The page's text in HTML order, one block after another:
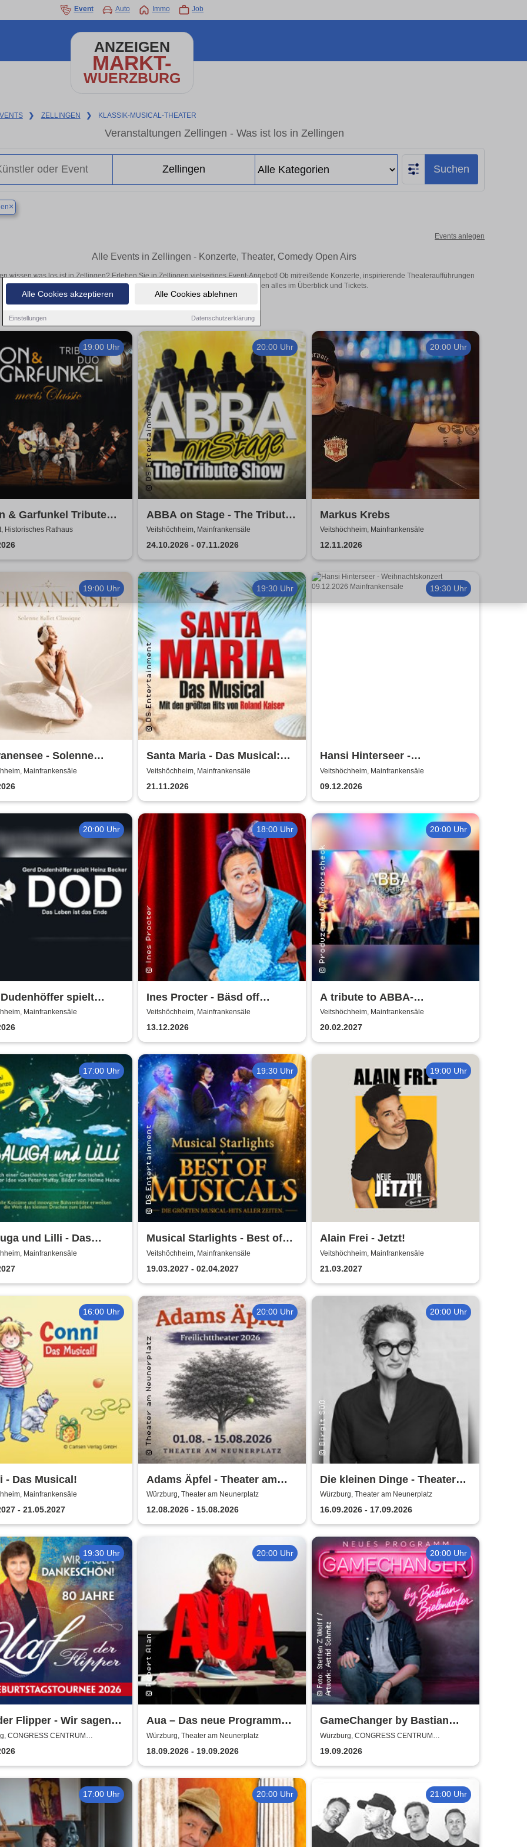
Alle Cookies akzeptieren Alle Cookies ablehnen
Einstellungen Datenschutzerklärung
Event Auto Immo Job
ANZEIGEN
MARKT-
WUERZBURG
❯ ZELLINGEN ❯ KLASSIK-MUSICAL-THEATER
Veranstaltungen Zellingen - Was ist los in Zellingen
Suchen
×
Events anlegen
Alle Events in Zellingen - Konzerte, Theater, Comedy Open Airs
wissen was los ist in Zellingen? Erleben Sie in Zellingen vielseitiges Event-Angebot! Ob mitreißende Konzerte, inspirierende Theateraufführungen
oder aufregende Veranstaltungen in Zellingen – hier finden alles im Überblick und Tickets.
19:00 Uhr
& Garfunkel Tribute
Classic - Duo
Historisches Rathaus
20:00 Uhr
ABBA on Stage - The Tribute
Show
Veitshöchheim, Mainfrankensäle
24.10.2026 - 07.11.2026
20:00 Uhr
Markus Krebs
Veitshöchheim, Mainfrankensäle
12.11.2026
19:00 Uhr
- Solenne
Classique
Mainfrankensäle
19:30 Uhr
Santa Maria - Das Musical:
Insel wie aus Träumen
geboren
Veitshöchheim, Mainfrankensäle
21.11.2026
19:30 Uhr
Hansi Hinterseer -
Weihnachtskonzert
Veitshöchheim, Mainfrankensäle
09.12.2026
20:00 Uhr
spielt
BeckerMainfrankensäle
18:00 Uhr
Ines Procter - Bäsd off
"Närrische Putzfraa"
Veitshöchheim, Mainfrankensäle
13.12.2026
20:00 Uhr
A tribute to ABBA-
unforgettable Konzert
Veitshöchheim, Mainfrankensäle
20.02.2027
17:00 Uhr
und Lilli - Das
Musical für die
Familie
Mainfrankensäle
19:30 Uhr
Musical Starlights - Best of
Musicals
Veitshöchheim, Mainfrankensäle
19.03.2027 - 02.04.2027
19:00 Uhr
Alain Frei - Jetzt!
Veitshöchheim, Mainfrankensäle
21.03.2027
16:00 Uhr
- Das Musical!
Mainfrankensäle
- 21.05.2027
20:00 Uhr
Adams Äpfel - Theater am
Neunerplatz Würzburg
Würzburg, Theater am Neunerplatz
12.08.2026 - 15.08.2026
20:00 Uhr
Die kleinen Dinge - Theater
am Neunerplatz
Würzburg, Theater am Neunerplatz
16.09.2026 - 17.09.2026
19:30 Uhr
Flipper - Wir sagen
80 Jahre - Die
2026
CONGRESS CENTRUM
20:00 Uhr
Aua – Das neue Programm
von Robert Alan | Theater am
Neunerplatz
Würzburg, Theater am Neunerplatz
18.09.2026 - 19.09.2026
20:00 Uhr
GameChanger by Bastian
Bielendorfer
Würzburg, CONGRESS CENTRUM
19.09.2026
17:00 Uhr 20:00 Uhr 21:00 Uhr